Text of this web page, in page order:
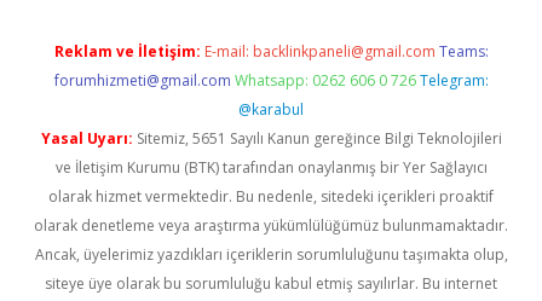
Reklam ve İletişim: E-mail: backlinkpaneli@gmail.com Teams:
forumhizmeti@gmail.com Whatsapp: 0262 606 0 726 Telegram:
@karabul
Yasal Uyarı: Sitemiz, 5651 Sayılı Kanun gereğince Bilgi Teknolojileri
ve İletişim Kurumu (BTK) tarafından onaylanmış bir Yer Sağlayıcı
olarak hizmet vermektedir. Bu nedenle, sitedeki içerikleri proaktif
olarak denetleme veya araştırma yükümlülüğümüz bulunmamaktadır.
Ancak, üyelerimiz yazdıkları içeriklerin sorumluluğunu taşımakta olup,
siteye üye olarak bu sorumluluğu kabul etmiş sayılırlar. Bu internet